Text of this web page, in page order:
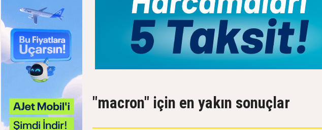
"macron" için en yakın sonuçlar